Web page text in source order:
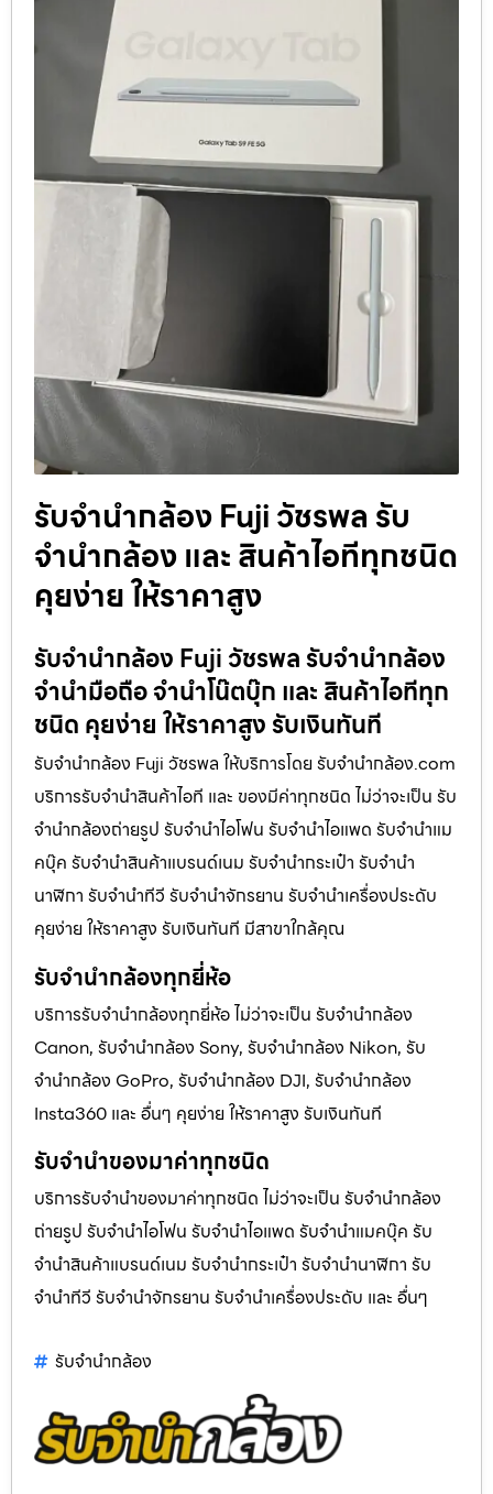
รับจำนำกล้อง Fuji วัชรพล รับ
จํานํากล้อง และ สินค้าไอทีทุกชนิด
คุยง่าย ให้ราคาสูง
รับจำนำกล้อง Fuji วัชรพล รับจํานํากล้อง
จำนำมือถือ จำนำโน๊ตบุ๊ก และ สินค้าไอทีทุก
ชนิด คุยง่าย ให้ราคาสูง รับเงินทันที
รับจำนำกล้อง Fuji วัชรพล ให้บริการโดย รับจํานํากล้อง.com
บริการรับจํานําสินค้าไอที และ ของมีค่าทุกชนิด ไม่ว่าจะเป็น รับ
จํานํากล้องถ่ายรูป รับจํานําไอโฟน รับจํานําไอแพด รับจํานําแม
คบุ๊ค รับจํานําสินค้าแบรนด์เนม รับจํานํากระเป๋า รับจํานํา
นาฬิกา รับจํานําทีวี รับจํานําจักรยาน รับจํานําเครื่องประดับ
คุยง่าย ให้ราคาสูง รับเงินทันที มีสาขาใกล้คุณ
รับจำนำกล้องทุกยี่ห้อ
บริการรับจำนำกล้องทุกยี่ห้อ ไม่ว่าจะเป็น รับจำนำกล้อง
Canon, รับจำนำกล้อง Sony, รับจำนำกล้อง Nikon, รับ
จำนำกล้อง GoPro, รับจำนำกล้อง DJI, รับจำนำกล้อง
Insta360 และ อื่นๆ คุยง่าย ให้ราคาสูง รับเงินทันที
รับจำนำของมาค่าทุกชนิด
บริการรับจำนำของมาค่าทุกชนิด ไม่ว่าจะเป็น รับจํานํากล้อง
ถ่ายรูป รับจํานําไอโฟน รับจํานําไอแพด รับจํานําแมคบุ๊ค รับ
จํานําสินค้าแบรนด์เนม รับจํานํากระเป๋า รับจํานํานาฬิกา รับ
จํานําทีวี รับจํานําจักรยาน รับจํานําเครื่องประดับ และ อื่นๆ
รับจํานํากล้อง